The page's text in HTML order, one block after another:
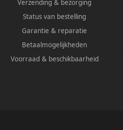
Verzending & bezorging
Status van bestelling
Garantie & reparatie
Betaalmogelijkheden
Voorraad & beschikbaarheid